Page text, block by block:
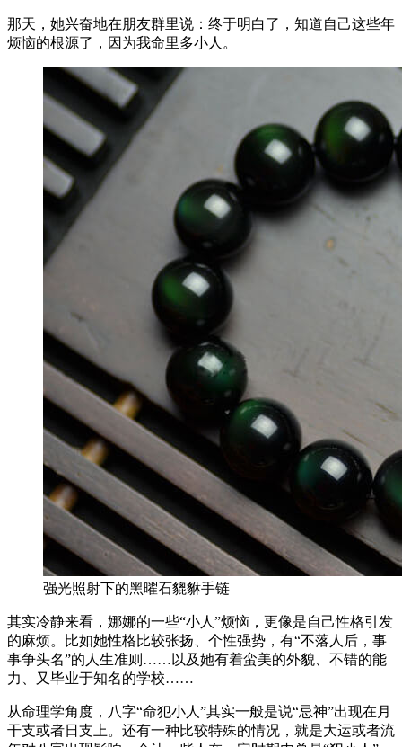
那天，她兴奋地在朋友群里说：终于明白了，知道自己这些年
烦恼的根源了，因为我命里多小人。
强光照射下的黑曜石貔貅手链
其实冷静来看，娜娜的一些“小人”烦恼，更像是自己性格引发
的麻烦。比如她性格比较张扬、个性强势，有“不落人后，事
事争头名”的人生准则……以及她有着蛮美的外貌、不错的能
力、又毕业于知名的学校……
从命理学角度，八字“命犯小人”其实一般是说“忌神”出现在月
干支或者日支上。还有一种比较特殊的情况，就是大运或者流